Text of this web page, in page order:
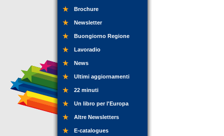
Brochure
Newsletter
Buongiorno Regione
Lavoradio
News
Ultimi aggiornamenti
22 minuti
Un libro per l'Europa
Altre Newsletters
E-catalogues